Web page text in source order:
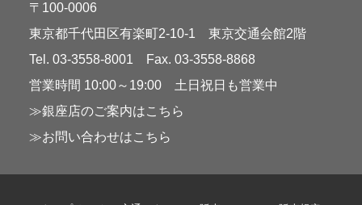
〒100-0006
東京都千代田区有楽町2-10-1 東京交通会館2階
Tel. 03-3558-8001 Fax. 03-3558-8868
営業時間 10:00～19:00 土日祝日も営業中
≫銀座店のご案内はこちら
≫お問い合わせはこちら